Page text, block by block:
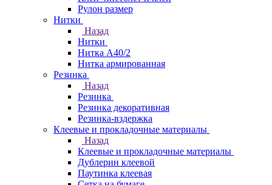
Рулон размер
Нитки
Назад
Нитки
Нитка А40/2
Нитка армированная
Резинка
Назад
Резинка
Резинка декоративная
Резинка-вздержка
Клеевые и прокладочные материалы
Назад
Клеевые и прокладочные материалы
Дублерин клеевой
Паутинка клеевая